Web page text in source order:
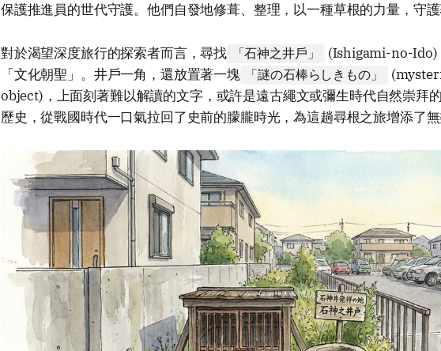
保護推進員的世代守護。他們自發地修葺、整理，以一種草根的力量，守護
對於渴望深度旅行的探索者而言，尋找 「石神之井戶」
(Ishigami-no-Ido)
「文化朝聖」。井戶一角，還放置著一塊
「謎の石棒らしきもの」
object)，上面刻著難以解讀的文字，或許是遠古繩文或彌生時代自然崇拜
歷史，從戰國時代一口氣拉回了史前的朦朧時光，為這趟尋根之旅增添了無